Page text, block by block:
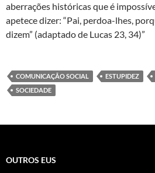
aberrações históricas que é
apetece dizer: “Pai, perdoa-lhes,
dizem” (adaptado de Lucas 23, 34)”
COMUNICAÇÃO SOCIAL ESTUPIDEZ
SOCIEDADE
OUTROS EUS